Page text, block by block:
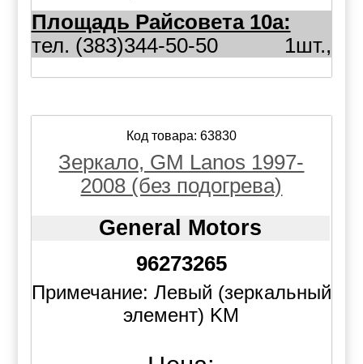
Площадь Райсовета 10а:
1шт.,
тел. (383)344-50-50
Код товара: 63830
Зеркало, GM Lanos 1997-
2008 (без подогрева)
General Motors
96273265
Примечание: Левый (зеркальный
элемент) KM